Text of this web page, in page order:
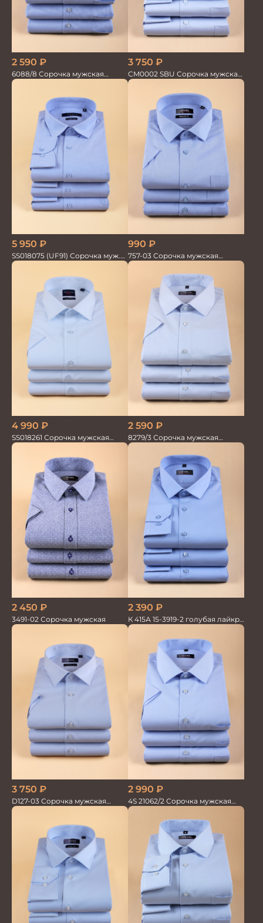
2 590 ₽
6088/8 Сорочка мужская
кор.рукав
3 750 ₽
CM0002 SBU Сорочка мужская
голубая
5 950 ₽
SS018075 (UF91) Сорочка муж.
дл.рук. GROSTYLE PRIME
990 ₽
757-03 Сорочка мужская
кор.рукав
4 990 ₽
SS018261 Сорочка мужская
кор.рукав GROSTYLE TRENDY
2 590 ₽
8279/3 Сорочка мужская
кор.рукав
2 450 ₽
3491-02 Сорочка мужская
2 390 ₽
К 415А 15-3919-2 голубая лайкра
Сорочка мужская
3 750 ₽
D127-03 Сорочка мужская
голубая в невид.полоску
2 990 ₽
4S 21062/2 Сорочка мужская
кор.рукав бамбук